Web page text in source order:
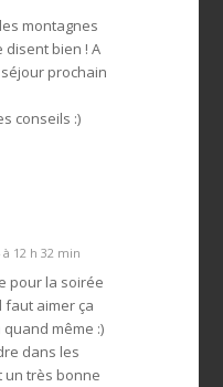
montagnes
disent bien ! A
prochain
conseils :)
12 h 32 min
pour la soirée
faut aimer ça
même :)
dans les
un très bonne